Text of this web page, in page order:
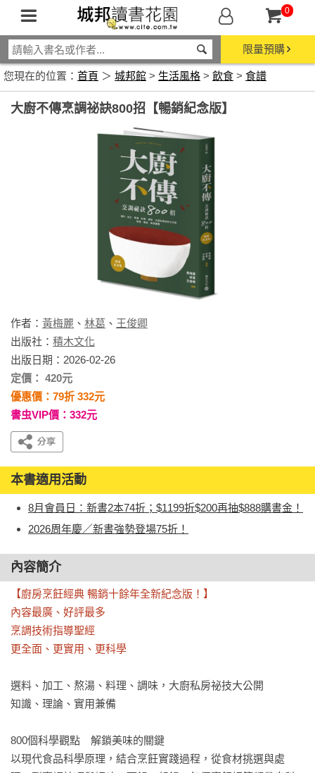
0
限量預購
您現在的位置： 首頁 ＞ 城邦館 > 生活風格 > 飲食 > 食譜
大廚不傳烹調祕訣800招【暢銷紀念版】
作者： 黃梅麗 、 林葛 、 王俊卿
出版社： 積木文化
出版日期：2026-02-26
定價： 420元
優惠價：79折 332元
書虫VIP價：332元
本書適用活動
8月會員日：新書2本74折；$1199折$200再抽$888購書金！
2026周年慶／新書強勢登場75折！
內容簡介
【廚房烹飪經典 暢銷十餘年全新紀念版！】
內容最廣、好評最多
烹調技術指導聖經
更全面、更實用、更科學
選料、加工、熬湯、料理、調味，大廚私房祕技大公開
知識、理論、實用兼備
800個科學觀點　解鎖美味的關鍵
以現代食品科學原理，結合烹飪實踐過程，從食材挑選與處